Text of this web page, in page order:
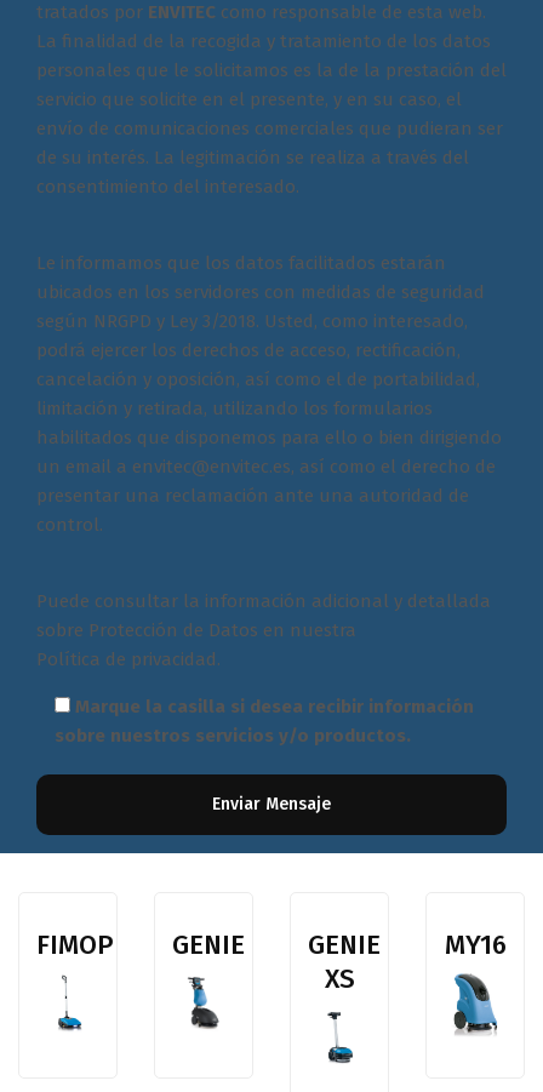
tratados por ENVITEC como responsable de esta web.
La finalidad de la recogida y tratamiento de los datos
personales que le solicitamos es la de la prestación del
servicio que solicite en el presente, y en su caso, el
envío de comunicaciones comerciales que pudieran ser
de su interés. La legitimación se realiza a través del
consentimiento del interesado.
Le informamos que los datos facilitados estarán
ubicados en los servidores con medidas de seguridad
según NRGPD y Ley 3/2018. Usted, como interesado,
podrá ejercer los derechos de acceso, rectificación,
cancelación y oposición, así como el de portabilidad,
limitación y retirada, utilizando los formularios
habilitados que disponemos para ello o bien dirigiendo
un email a envitec@envitec.es, así como el derecho de
presentar una reclamación ante una autoridad de
control.
Puede consultar la información adicional y detallada
sobre Protección de Datos en nuestra
Política de privacidad.
Marque la casilla si desea recibir información
sobre nuestros servicios y/o productos.
FIMOP GENIE
GENIE
XS
MY16